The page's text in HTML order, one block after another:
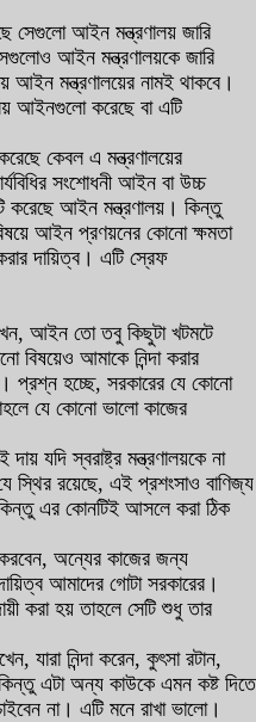
আইন মন্ত্রণালয় জারি
আইন মন্ত্রণালয়কে জারি
মন্ত্রণালয়ের নামই থাকবে।
আইনগুলো করেছে বা এটি
কেবল এ মন্ত্রণালয়ের
সংশোধনী আইন বা উচ্চ
করেছে আইন মন্ত্রণালয়। কিন্তু
আইন প্রণয়নের কোনো ক্ষমতা
দায়িত্ব। এটি স্রেফ
আইন তো তবু কিছুটা খটমটে
বিষয়েও আমাকে নিন্দা করার
প্রশ্ন হচ্ছে, সরকারের যে কোনো
যে কোনো ভালো কাজের
যদি স্বরাষ্ট্র মন্ত্রণালয়কে না
স্থির রয়েছে, এই প্রশংসাও বাণিজ্য
কিন্তু এর কোনটিই আসলে করা ঠিক
অন্যের কাজের জন্য
আমাদের গোটা সরকারের।
করা হয় তাহলে সেটি শুধু তার
নিন্দা করেন, কুৎসা রটান,
এটা অন্য কাউকে এমন কষ্ট দিতে
না। এটি মনে রাখা ভালো।